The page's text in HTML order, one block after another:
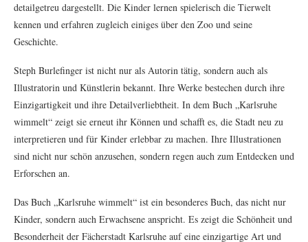
detailgetreu dargestellt. Die Kinder lernen spielerisch die Tierwelt
kennen und erfahren zugleich einiges über den Zoo und seine
Geschichte.
Steph Burlefinger ist nicht nur als Autorin tätig, sondern auch als
Illustratorin und Künstlerin bekannt. Ihre Werke bestechen durch ihre
Einzigartigkeit und ihre Detailverliebtheit. In dem Buch „Karlsruhe
wimmelt“ zeigt sie erneut ihr Können und schafft es, die Stadt neu zu
interpretieren und für Kinder erlebbar zu machen. Ihre Illustrationen
sind nicht nur schön anzusehen, sondern regen auch zum Entdecken und
Erforschen an.
Das Buch „Karlsruhe wimmelt“ ist ein besonderes Buch, das nicht nur
Kinder, sondern auch Erwachsene anspricht. Es zeigt die Schönheit und
Besonderheit der Fächerstadt Karlsruhe auf eine einzigartige Art und